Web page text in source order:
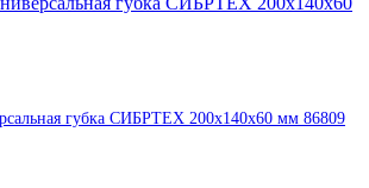
губка СИБРТЕХ 200х140х60 мм 86809